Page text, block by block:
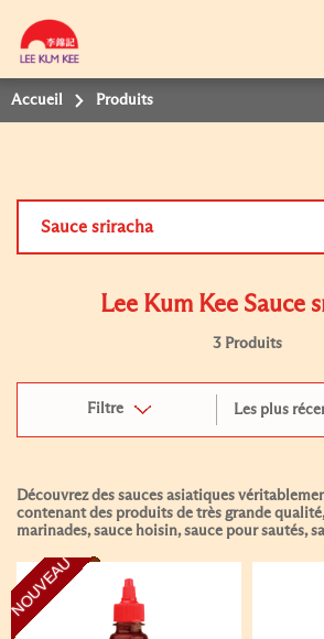
Accueil Produits
Sauce sriracha
Lee Kum Kee Sauce
3 Produits
Filtre Les plus
Découvrez des sauces asiatiques
contenant des produits de très grande
marinades, sauce hoisin, sauce pour sautés,
NOUVEAU